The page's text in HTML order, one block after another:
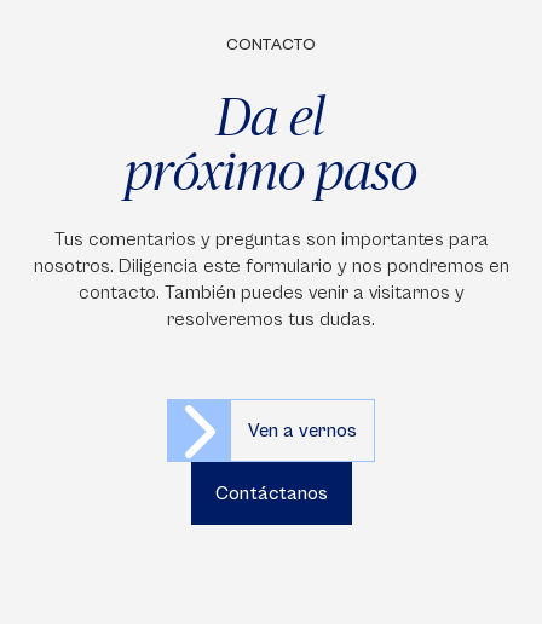
CONTACTO
Da el
próximo paso
Tus comentarios y preguntas son importantes para
nosotros. Diligencia este formulario y nos pondremos en
contacto. También puedes venir a visitarnos y
resolveremos tus dudas.
Ven a vernos
Contáctanos